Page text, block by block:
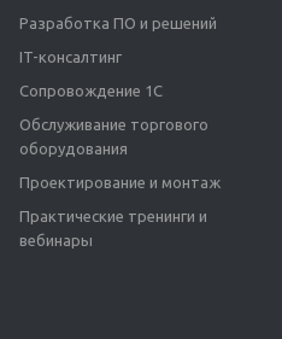
Разработка ПО и решений
IT-консалтинг
Сопровождение 1С
Обслуживание торгового
оборудования
Проектирование и монтаж
Практические тренинги и
вебинары